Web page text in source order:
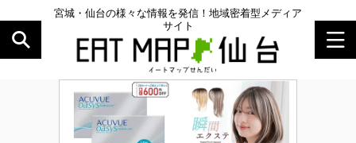
宮城・仙台の様々な情報を発信！地域密着型メディア
サイト